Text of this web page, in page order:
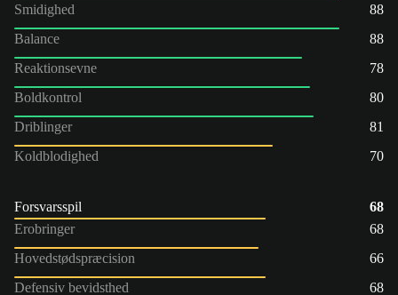
Smidighed
88
Balance
88
Reaktionsevne
78
Boldkontrol
80
Driblinger
81
Koldblodighed
70
Forsvarsspil
68
Erobringer
68
Hovedstødspræcision
66
Defensiv bevidsthed
68